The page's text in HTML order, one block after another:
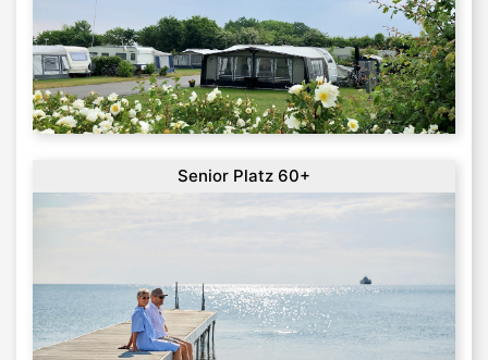
Senior Platz 60+